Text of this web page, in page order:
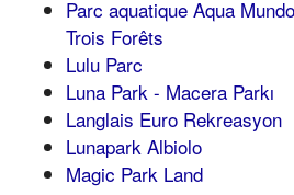
Parc aquatique Aqua
Trois Forêts
Lulu Parc
Luna Park - Macera Parkı
Langlais Euro Rekreasyon
Lunapark Albiolo
Magic Park Land